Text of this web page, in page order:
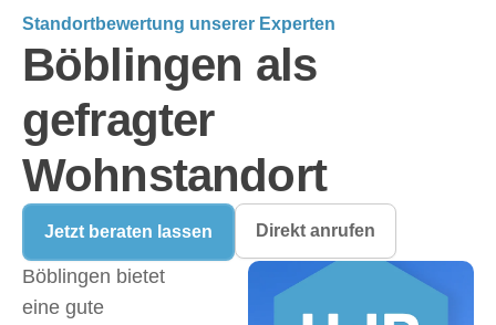
Standortbewertung unserer Experten
Böblingen als
gefragter
Wohnstandort
Jetzt beraten lassen Direkt anrufen
Böblingen bietet
eine gute